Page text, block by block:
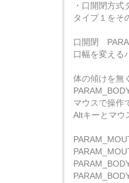
・口開閉方
タイプ１をそ
口開閉
口幅を変える
体の傾けを無
マウスで操作
Altキーとマ